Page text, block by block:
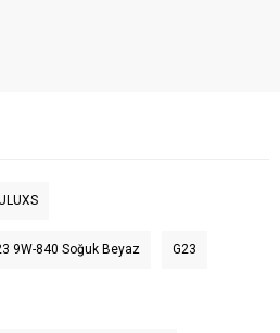
9W-840 Soğuk Beyaz G23